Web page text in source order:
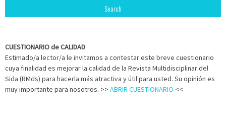
CUESTIONARIO de CALIDAD
Estimado/a lector/a le invitamos a contestar este breve cuestionario
cuya finalidad es mejorar la calidad de la Revista Multidisciplinar del
Sida (RMds) para hacerla más atractiva y útil para usted. Su opinión es
muy importante para nosotros. >> ABRIR CUESTIONARIO <<